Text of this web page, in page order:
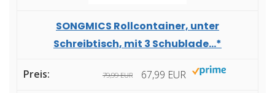
SONGMICS Rollcontainer, unter
Schreibtisch, mit 3 Schublade...*
79,99 EUR 67,99 EUR